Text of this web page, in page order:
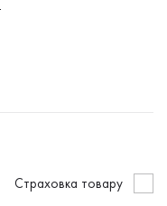
Cтраховка товару